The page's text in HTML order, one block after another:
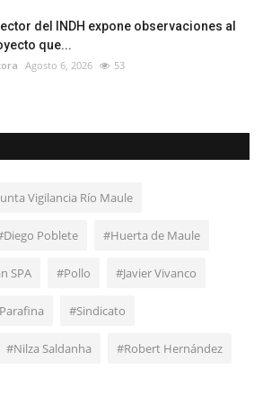
del INDH expone observaciones al
que...
Agosto 6, 2026 53
Vigilancia Río Maule
Poblete #Huerta de Maule
SPA #Pollo #Javier Vivanco
#Sindicato
#Nilza Saldanha #Robert Hernández